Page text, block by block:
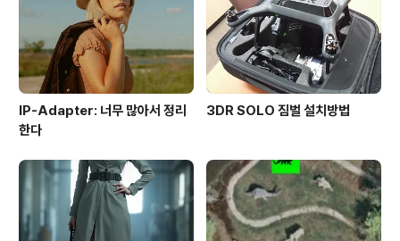
IP-Adapter: 너무 많아서 정리
한다
3DR SOLO 짐벌 설치방법